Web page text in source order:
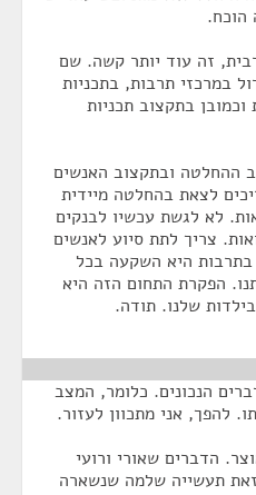
הוכח.
זה עוד יותר קשה. שם
במרכזי תרבות, בתכניות
בתקצוב תכניות
ההחלטה ובתקצוב האנשים
לצאת בהחלטה מיידית
לא לגשת עכשיו לבנקים
צריך לתת סיוע לאנשים
היא השקעה בכל
הפקרת התחום הזה היא
שלנו. תודה.
הנכונים. כלומר, המצב
להפך, אני מתכוון לעזור.
הדברים שאורי ורועי
תעשייה שלמה שנשארה